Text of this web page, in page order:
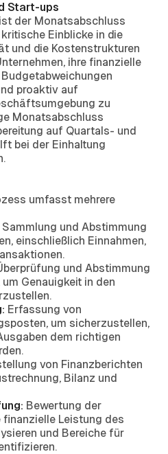
Start-ups
der Monatsabschluss
Einblicke in die
und die Kostenstrukturen
ihre finanzielle
proaktiv auf
zu
Monatsabschluss
auf Quartals- und
bei der Einhaltung
umfasst mehrere
Sammlung und Abstimmung
einschließlich Einnahmen,
und Abstimmung
Genauigkeit in den
Erfassung von
um sicherzustellen,
dem richtigen
von Finanzberichten
Bilanz und
Bewertung der
finanzielle Leistung des
und Bereiche für